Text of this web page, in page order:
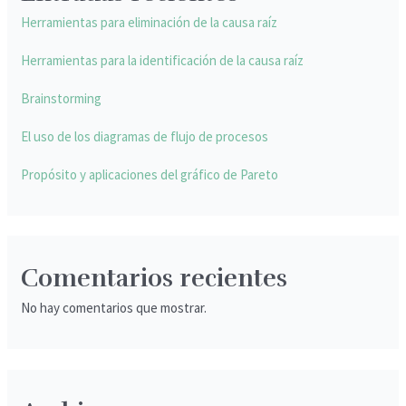
Herramientas para eliminación de la causa raíz
Herramientas para la identificación de la causa raíz
Brainstorming
El uso de los diagramas de flujo de procesos
Propósito y aplicaciones del gráfico de Pareto
Comentarios recientes
No hay comentarios que mostrar.